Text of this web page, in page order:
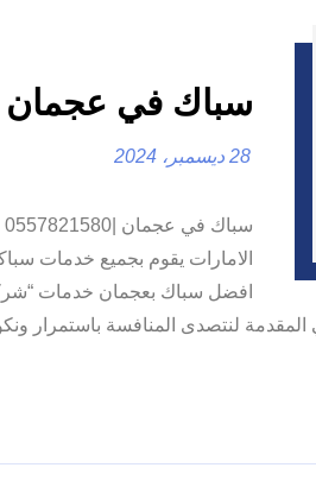
سباك في عجمان |0557821580 | اعمال
28 ديسمبر، 2024
الامارات يقوم بجميع خدمات
افضل سباك بعجمان خدمات “شركة
لنتصدى المنافسة باستمرار